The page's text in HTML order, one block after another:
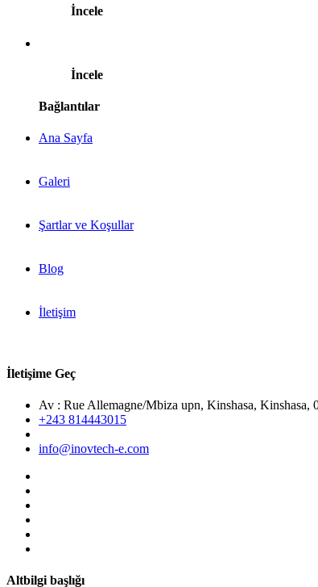
İncele
İncele
Bağlantılar
Ana Sayfa
Galeri
Şartlar ve Koşullar
Blog
İletişim
İletişime Geç
Av : Rue Allemagne/Mbiza upn, Kinshasa,
+243 814443015
info@inovtech-e.com
Altbilgi başlığı